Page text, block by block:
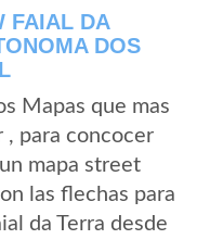
FAIAL DA
DOS
Mapas que mas
, para concocer
mapa street
las flechas para
da Terra desde